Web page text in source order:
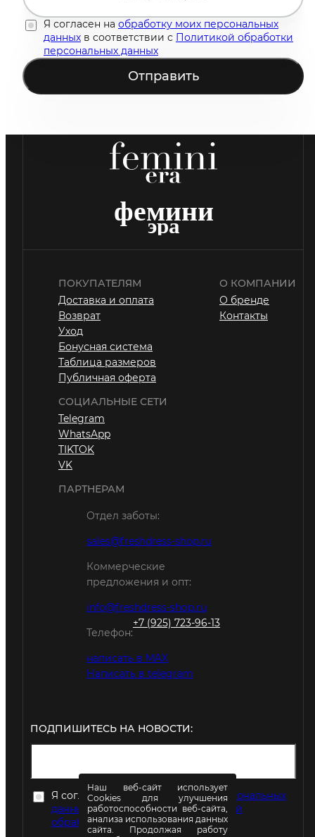
Я согласен на обработку моих персональных
данных в соответствии с Политикой обработки
персональных данных
Отправить
ПОКУПАТЕЛЯМ
Доставка и оплата
Возврат
Уход
Бонусная система
Таблица размеров
Публичная оферта
О КОМПАНИИ
О бренде
Контакты
СОЦИАЛЬНЫЕ СЕТИ
Telegram
WhatsApp
TIKTOK
VK
ПАРТНЕРАМ
Отдел заботы:
sales@freshdress-shop.ru
Коммерческие
предложения и опт:
info@freshdress-shop.ru
Телефон:
+7 (925) 723-96-13
написать в MAX
Написать в telegram
ПОДПИШИТЕСЬ НА НОВОСТИ:
Я согласен на
обработку моих персональных
данныхв соответствии сПолитикой
обработки персональных данных
Наш веб-сайт использует
Cookies для улучшения
работоспособности веб-сайта,
анализа использования данных
сайта. Продолжая работу